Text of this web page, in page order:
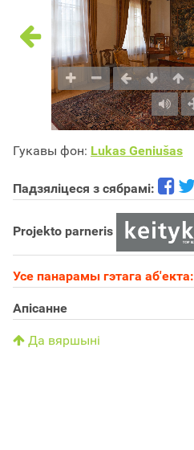
Гукавы фон: Lukas Geniušas
Падзяліцеся з сябрамі:
Projekto parneris
Усе панарамы гэтага аб'екта:
Апісанне
Да вяршыні